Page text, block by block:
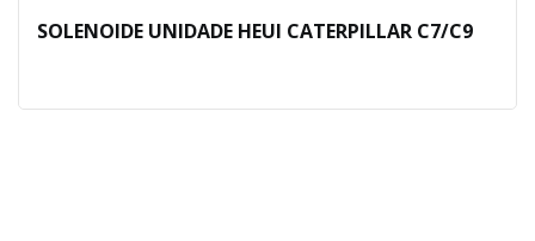
SOLENOIDE UNIDADE HEUI CATERPILLAR C7/C9